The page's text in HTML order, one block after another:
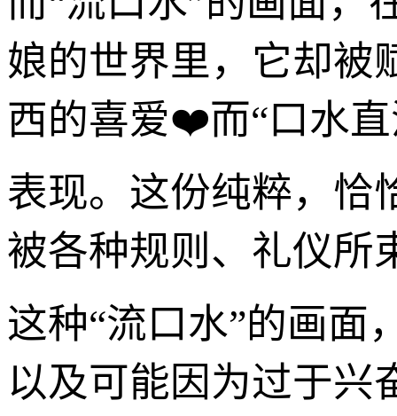
娘的世界里，它却被
西的喜爱❤️而“口水
表现。这份纯粹，恰
被各种规则、礼仪所
这种“流口水”的画面
以及可能因为过于兴